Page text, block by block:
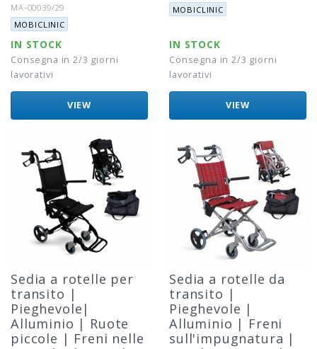
Riferimento:
MA-00039/29
Marca:
MOBICLINIC
IN STOCK
Consegna in 2/3 giorni
lavorativi
VIEW
Marca:
MOBICLINIC
IN STOCK
Consegna in 2/3 giorni
lavorativi
VIEW
Sedia a rotelle per
transito |
Pieghevole|
Alluminio | Ruote
piccole | Freni nelle
Sedia a rotelle da
transito |
Pieghevole |
Alluminio | Freni
sull'impugnatura |